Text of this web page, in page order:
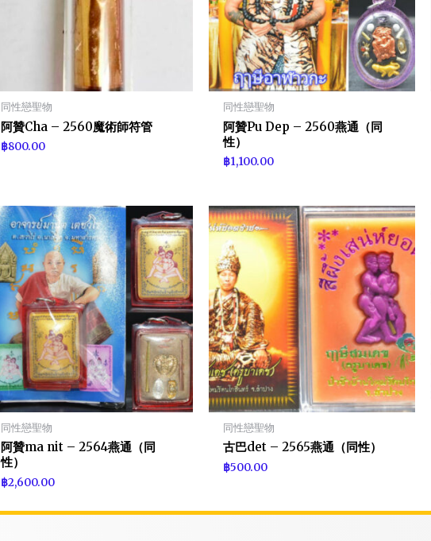
同性戀聖物
阿贊Cha – 2560魔術師符管
฿800.00
同性戀聖物
阿贊Pu Dep – 2560燕通（同
性）
฿1,100.00
同性戀聖物
阿贊ma nit – 2564燕通（同
性）
฿2,600.00
同性戀聖物
古巴det – 2565燕通（同性）
฿500.00